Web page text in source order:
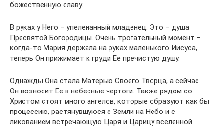
божественную славу.
В руках у Него – упеленанный младенец. Это – душа
Пресвятой Богородицы. Очень трогательный момент –
когда-то Мария держала на руках маленького Иисуса,
теперь Он прижимает к груди Ее пречистую душу.
Однажды Она стала Матерью Своего Творца, а сейчас
Он возносит Ее в небесные чертоги. Также рядом со
Христом стоят много ангелов, которые образуют как бы
процессию, растянувшуюся с Земли на Небо и с
ликованием встречающую Царя и Царицу вселенной.